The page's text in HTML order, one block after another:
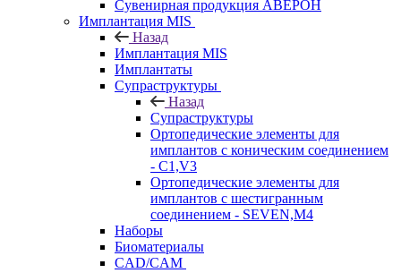
Сувенирная продукция АВЕРОН
Имплантация MIS
Назад
Имплантация MIS
Имплантаты
Супраструктуры
Назад
Супраструктуры
Ортопедические элементы для
имплантов с коническим соединением
- C1,V3
Ортопедические элементы для
имплантов с шестигранным
соединением - SEVEN,M4
Наборы
Биоматериалы
CAD/CAM